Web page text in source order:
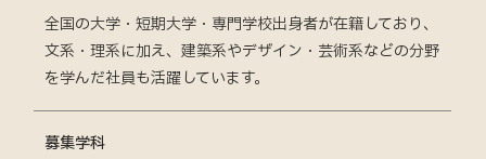
全国の大学・短期大学・専門学校出身者が在籍しており、
文系・理系に加え、建築系やデザイン・芸術系などの分野
を学んだ社員も活躍しています。
募集学科